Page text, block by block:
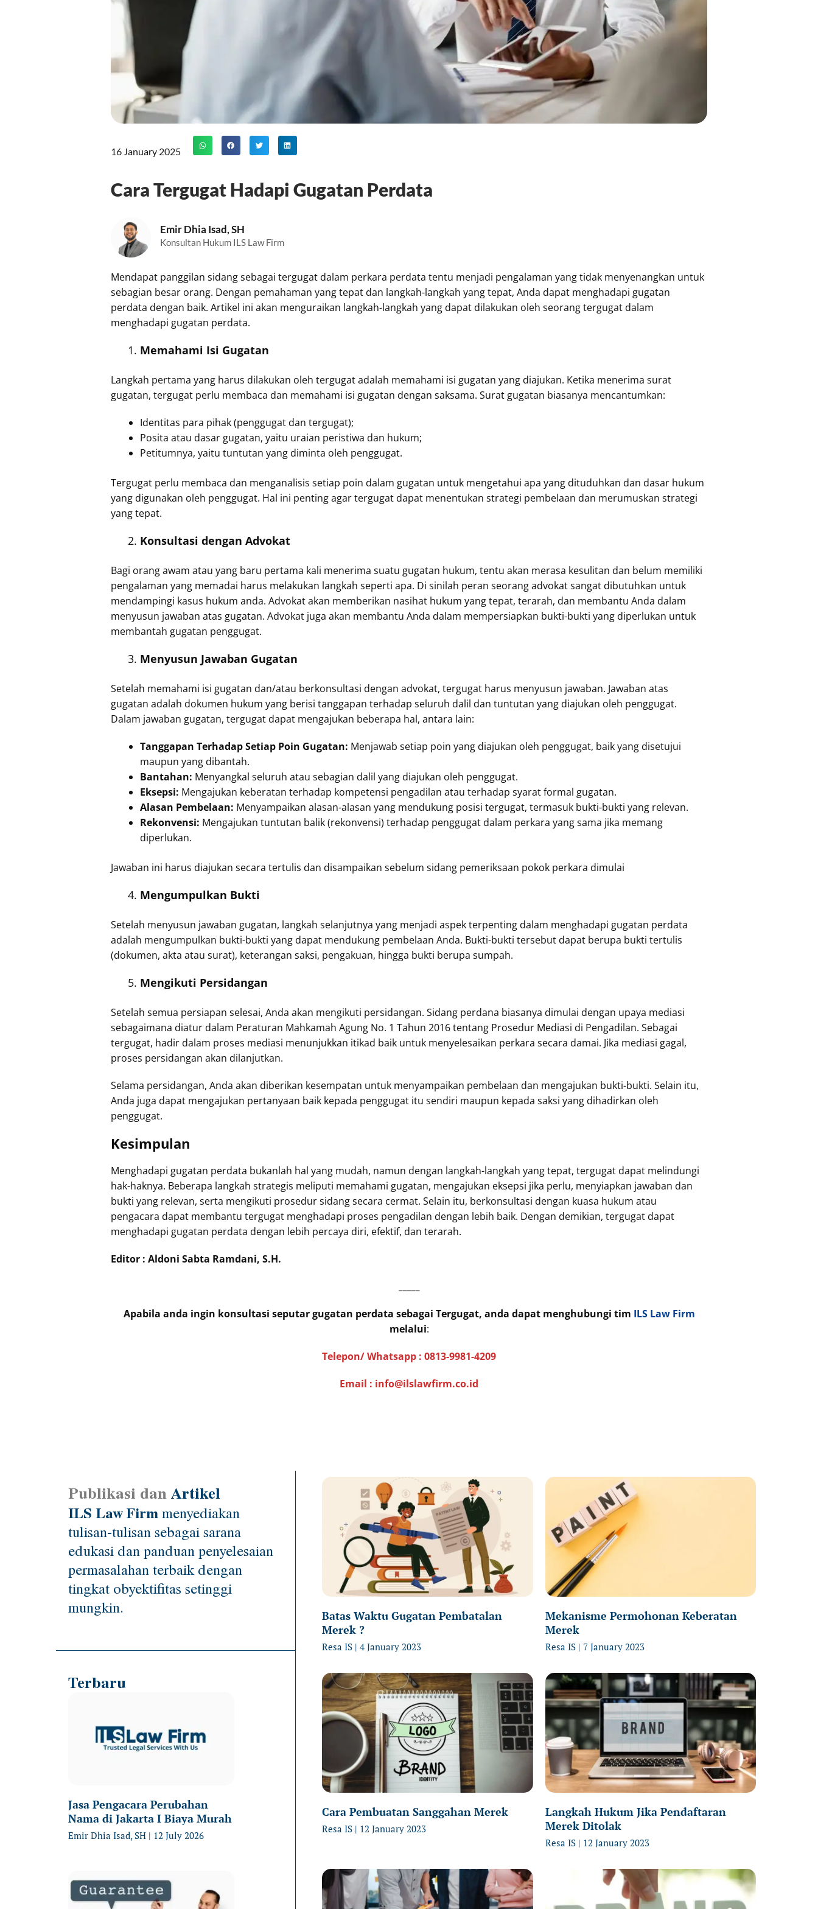
16 January 2025
Cara Tergugat Hadapi Gugatan Perdata
Emir Dhia Isad, SH
Konsultan Hukum ILS Law Firm
Mendapat panggilan sidang sebagai tergugat dalam perkara perdata tentu menjadi pengalaman yang tidak menyenangkan untuk
sebagian besar orang. Dengan pemahaman yang tepat dan langkah-langkah yang tepat, Anda dapat menghadapi gugatan
perdata dengan baik. Artikel ini akan menguraikan langkah-langkah yang dapat dilakukan oleh seorang tergugat dalam
menghadapi gugatan perdata.
Memahami Isi Gugatan
Langkah pertama yang harus dilakukan oleh tergugat adalah memahami isi gugatan yang diajukan. Ketika menerima surat
gugatan, tergugat perlu membaca dan memahami isi gugatan dengan saksama. Surat gugatan biasanya mencantumkan:
Identitas para pihak (penggugat dan tergugat);
Posita atau dasar gugatan, yaitu uraian peristiwa dan hukum;
Petitumnya, yaitu tuntutan yang diminta oleh penggugat.
Tergugat perlu membaca dan menganalisis setiap poin dalam gugatan untuk mengetahui apa yang dituduhkan dan dasar hukum
yang digunakan oleh penggugat. Hal ini penting agar tergugat dapat menentukan strategi pembelaan dan merumuskan strategi
yang tepat.
Konsultasi dengan Advokat
Bagi orang awam atau yang baru pertama kali menerima suatu gugatan hukum, tentu akan merasa kesulitan dan belum memiliki
pengalaman yang memadai harus melakukan langkah seperti apa. Di sinilah peran seorang advokat sangat dibutuhkan untuk
mendampingi kasus hukum anda. Advokat akan memberikan nasihat hukum yang tepat, terarah, dan membantu Anda dalam
menyusun jawaban atas gugatan. Advokat juga akan membantu Anda dalam mempersiapkan bukti-bukti yang diperlukan untuk
membantah gugatan penggugat.
Menyusun Jawaban Gugatan
Setelah memahami isi gugatan dan/atau berkonsultasi dengan advokat, tergugat harus menyusun jawaban. Jawaban atas
gugatan adalah dokumen hukum yang berisi tanggapan terhadap seluruh dalil dan tuntutan yang diajukan oleh penggugat.
Dalam jawaban gugatan, tergugat dapat mengajukan beberapa hal, antara lain:
Tanggapan Terhadap Setiap Poin Gugatan: Menjawab setiap poin yang diajukan oleh penggugat, baik yang disetujui
maupun yang dibantah.
Bantahan: Menyangkal seluruh atau sebagian dalil yang diajukan oleh penggugat.
Eksepsi: Mengajukan keberatan terhadap kompetensi pengadilan atau terhadap syarat formal gugatan.
Alasan Pembelaan: Menyampaikan alasan-alasan yang mendukung posisi tergugat, termasuk bukti-bukti yang relevan.
Rekonvensi: Mengajukan tuntutan balik (rekonvensi) terhadap penggugat dalam perkara yang sama jika memang
diperlukan.
Jawaban ini harus diajukan secara tertulis dan disampaikan sebelum sidang pemeriksaan pokok perkara dimulai
Mengumpulkan Bukti
Setelah menyusun jawaban gugatan, langkah selanjutnya yang menjadi aspek terpenting dalam menghadapi gugatan perdata
adalah mengumpulkan bukti-bukti yang dapat mendukung pembelaan Anda. Bukti-bukti tersebut dapat berupa bukti tertulis
(dokumen, akta atau surat), keterangan saksi, pengakuan, hingga bukti berupa sumpah.
Mengikuti Persidangan
Setelah semua persiapan selesai, Anda akan mengikuti persidangan. Sidang perdana biasanya dimulai dengan upaya mediasi
sebagaimana diatur dalam Peraturan Mahkamah Agung No. 1 Tahun 2016 tentang Prosedur Mediasi di Pengadilan. Sebagai
tergugat, hadir dalam proses mediasi menunjukkan itikad baik untuk menyelesaikan perkara secara damai. Jika mediasi gagal,
proses persidangan akan dilanjutkan.
Selama persidangan, Anda akan diberikan kesempatan untuk menyampaikan pembelaan dan mengajukan bukti-bukti. Selain itu,
Anda juga dapat mengajukan pertanyaan baik kepada penggugat itu sendiri maupun kepada saksi yang dihadirkan oleh
penggugat.
Kesimpulan
Menghadapi gugatan perdata bukanlah hal yang mudah, namun dengan langkah-langkah yang tepat, tergugat dapat melindungi
hak-haknya. Beberapa langkah strategis meliputi memahami gugatan, mengajukan eksepsi jika perlu, menyiapkan jawaban dan
bukti yang relevan, serta mengikuti prosedur sidang secara cermat. Selain itu, berkonsultasi dengan kuasa hukum atau
pengacara dapat membantu tergugat menghadapi proses pengadilan dengan lebih baik. Dengan demikian, tergugat dapat
menghadapi gugatan perdata dengan lebih percaya diri, efektif, dan terarah.
Editor : Aldoni Sabta Ramdani, S.H.
Apabila anda ingin konsultasi seputar gugatan perdata sebagai Tergugat, anda dapat menghubungi tim ILS Law Firm
melalui:
Telepon/ Whatsapp : 0813-9981-4209
Email : info@ilslawfirm.co.id
Publikasi danArtikel
ILS Law Firmmenyediakan
tulisan-tulisan sebagai sarana
edukasi dan panduan penyelesaian
permasalahan terbaik dengan
tingkat obyektifitas setinggi
mungkin.
Terbaru
Jasa Pengacara Perubahan
Nama di Jakarta I Biaya Murah
Emir Dhia Isad, SH 12 July 2026
Batas Waktu Gugatan Pembatalan
Merek ?
Resa IS 4 January 2023
Mekanisme Permohonan Keberatan
Merek
Resa IS 7 January 2023
Cara Pembuatan Sanggahan Merek
Resa IS 12 January 2023
Langkah Hukum Jika Pendaftaran
Merek Ditolak
Resa IS 12 January 2023
Page Page